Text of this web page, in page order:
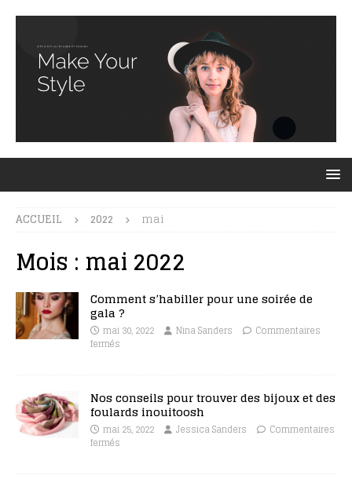
ACCUEIL 2022 mai
Mois : mai 2022
Comment s’habiller pour une soirée de
gala ?
mai 30, 2022 Nina Sanders
Commentaires
fermés
Nos conseils pour trouver des bijoux et des
foulards inouitoosh
mai 25, 2022 Jessica Sanders
Commentaires
fermés